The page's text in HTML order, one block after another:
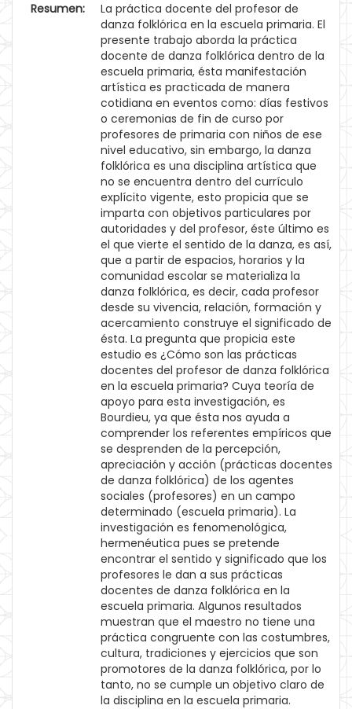
Resumen:
La práctica docente del profesor de
danza folklórica en la escuela primaria. El
presente trabajo aborda la práctica
docente de danza folklórica dentro de la
escuela primaria, ésta manifestación
artística es practicada de manera
cotidiana en eventos como: días festivos
o ceremonias de fin de curso por
profesores de primaria con niños de ese
nivel educativo, sin embargo, la danza
folklórica es una disciplina artística que
no se encuentra dentro del currículo
explícito vigente, esto propicia que se
imparta con objetivos particulares por
autoridades y del profesor, éste último es
el que vierte el sentido de la danza, es así,
que a partir de espacios, horarios y la
comunidad escolar se materializa la
danza folklórica, es decir, cada profesor
desde su vivencia, relación, formación y
acercamiento construye el significado de
ésta. La pregunta que propicia este
estudio es ¿Cómo son las prácticas
docentes del profesor de danza folklórica
en la escuela primaria? Cuya teoría de
apoyo para esta investigación, es
Bourdieu, ya que ésta nos ayuda a
comprender los referentes empíricos que
se desprenden de la percepción,
apreciación y acción (prácticas docentes
de danza folklórica) de los agentes
sociales (profesores) en un campo
determinado (escuela primaria). La
investigación es fenomenológica,
hermenéutica pues se pretende
encontrar el sentido y significado que los
profesores le dan a sus prácticas
docentes de danza folklórica en la
escuela primaria. Algunos resultados
muestran que el maestro no tiene una
práctica congruente con las costumbres,
cultura, tradiciones y ejercicios que son
promotores de la danza folklórica, por lo
tanto, no se cumple un objetivo claro de
la disciplina en la escuela primaria.